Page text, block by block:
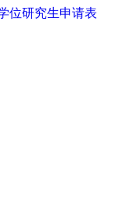
位研究生申请表